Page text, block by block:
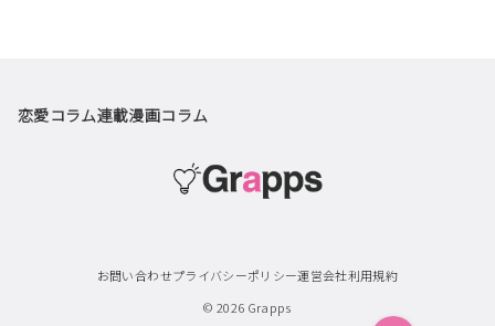
恋愛コラム連載漫画コラム
お問い合わせプライバシーポリシー運営会社利用規約
© 2026 Grapps